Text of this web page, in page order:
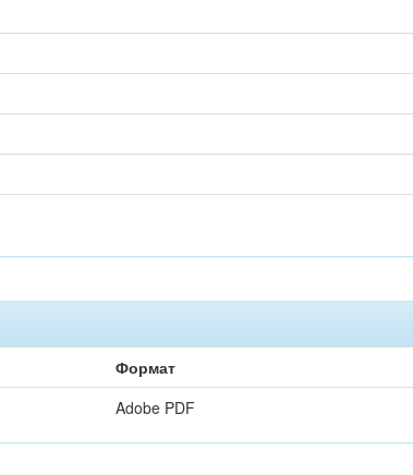
Формат
Adobe PDF